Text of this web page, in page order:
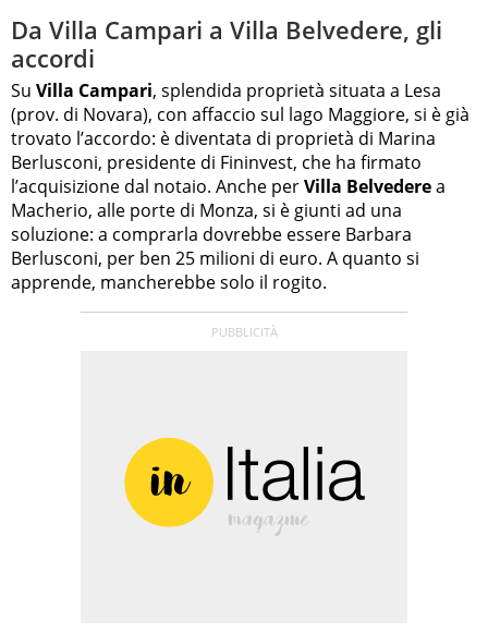
Da Villa Campari a Villa Belvedere, gli
accordi
Su Villa Campari, splendida proprietà situata a Lesa
(prov. di Novara), con affaccio sul lago Maggiore, si è già
trovato l’accordo: è diventata di proprietà di Marina
Berlusconi, presidente di Fininvest, che ha firmato
l’acquisizione dal notaio. Anche perVilla Belvederea
Macherio, alle porte di Monza, si è giunti ad una
soluzione: a comprarla dovrebbe essere Barbara
Berlusconi, per ben 25 milioni di euro. A quanto si
apprende, mancherebbe solo il rogito.